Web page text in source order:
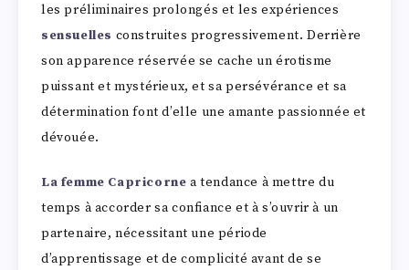
les préliminaires prolongés et les expériences
sensuelles construites progressivement. Derrière
son apparence réservée se cache un érotisme
puissant et mystérieux, et sa persévérance et sa
détermination font d’elle une amante passionnée et
dévouée.
La femme Capricorne a tendance à mettre du
temps à accorder sa confiance et à s’ouvrir à un
partenaire, nécessitant une période
d’apprentissage et de complicité avant de se